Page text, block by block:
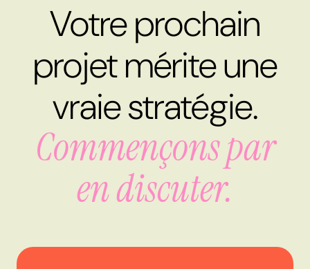
Votre prochain
projet mérite une
vraie stratégie.
Commençons par
en discuter.